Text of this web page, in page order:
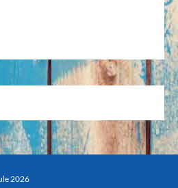
2026